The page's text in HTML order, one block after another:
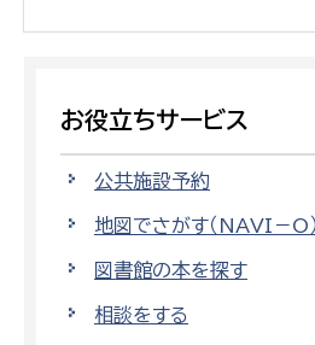
お役立ちサービス
公共施設予約
地図でさがす（NAVI－O）
図書館の本を探す
相談をする